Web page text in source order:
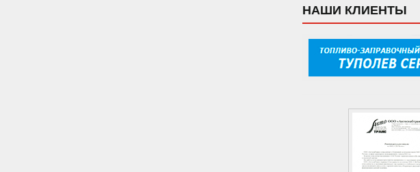
НАШИ КЛИЕНТЫ